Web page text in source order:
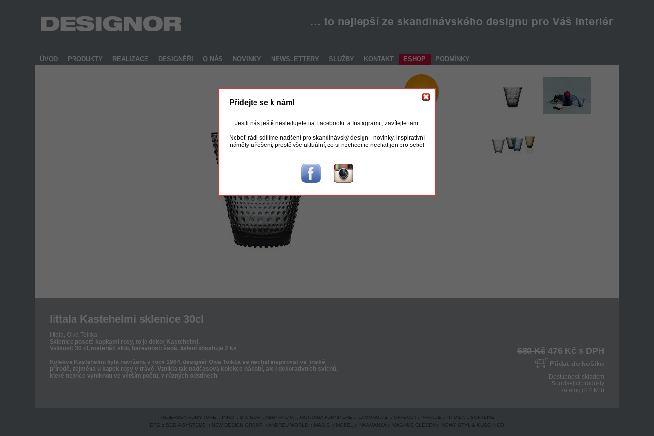
ÚVOD PRODUKTY REALIZACE DESIGNÉŘI O NÁS NOVINKY NEWSLETTERY SLUŽBY KONTAKT ESHOP PODMÍNKY
Iittala Kastehelmi sklenice 30cl
Iittala, Oiva Toikka
Sklenice poseté kapkami rosy, to je dekor Kastehelmi.
Velikost: 30 cl, materiál: sklo, barevnost: šedá, balení obsahuje 2 ks
Kolekce Kastehelmi byla navržena v roce 1964, designér Oiva Toikka se nechal inspirovat ve finské
přírodě, zejména u kapek rosy v trávě. Vznikla tak nadčasová kolekce nádobí, ale i dekorativních svícnů,
které nejvíce vyniknou ve větším počtu, v různých odstínech.
680 Kč 476 Kč s DPH
Přidat do košíku
Dostupnost: skladem
Související produkty
Katalog (4,4 MB)
ANDERSEN FURNITURE :: INNO :: SIXINCH :: ABSTRACTA:: MONTANA FURNITURE :: LAMMHULTS :: OFFECCT :: +HALLE :: IITTALA:: SOFTLINE
EFG :: SEDIA SYSTEMS :: NEW DESIGN GROUP :: ANDREU WORLD :: MAGIS :: MOBEL :: NAAMANKA :: MAGNUS OLESEN :: NOWY STYL & KUSCH+CO
Přidejte se k nám!
Jestli nás ještě nesledujete na Facebooku a Instagramu, zavítejte tam.
Neboť rádi sdílíme nadšení pro skandinávský design - novinky, inspirativní
náměty a řešení, prostě vše aktuální, co si nechceme nechat jen pro sebe!